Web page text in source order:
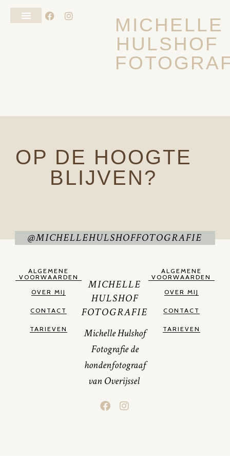
MICHELLE
HULSHOF
OP DE HOOGTE
BLIJVEN?
@MICHELLEHULSHOFFOTOGRAFIE
ALGEMENE
VOORWAARDEN
OVER MIJ
CONTACT
TARIEVEN
MICHELLE
HULSHOF
FOTOGRAFIE
Michelle Hulshof
Fotografie de
hondenfotograaf
van Overijssel
ALGEMENE
VOORWAARDEN
OVER MIJ
CONTACT
TARIEVEN